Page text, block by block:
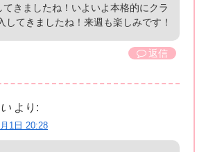
きましたね！いよいよ本格的にクラ
してきましたね！来週も楽しみです！
返信
より:
1日 20:28